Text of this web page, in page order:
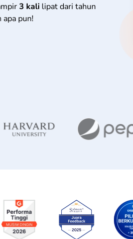
3 kali lipat dari tahun
pun!